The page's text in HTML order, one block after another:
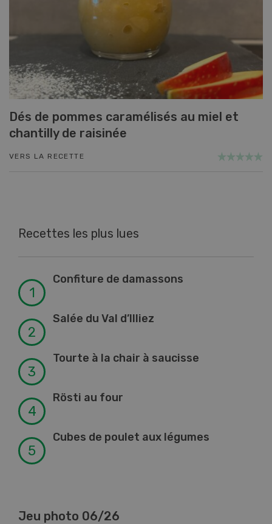
Dés de pommes caramélisés au miel et
chantilly de raisinée
VERS LA RECETTE
Recettes les plus lues
Confiture de damassons
Salée du Val d’Illiez
Tourte à la chair à saucisse
Rösti au four
Cubes de poulet aux légumes
Jeu photo 06/26